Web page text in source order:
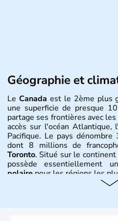
Géographie et
Le Canada est le 2ème plus
une superficie de presque
partage ses frontières avec
accès sur l'océan Atlantique,
Pacifique. Le pays
dont 8 millions de
Toronto. Situé sur le
possède essentiellement
polaire pour les régions les